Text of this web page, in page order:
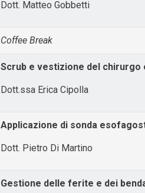
Dott. Matteo Gobbetti
Coffee Break
Scrub e vestizione del chirurgo
Dott.ssa Erica Cipolla
Applicazione di sonda
Dott. Pietro Di Martino
Gestione delle ferite e dei